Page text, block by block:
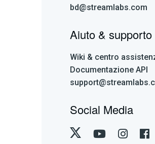
bd@streamlabs.com
Aiuto & supporto
Wiki & centro
Documentazione API
Social Media